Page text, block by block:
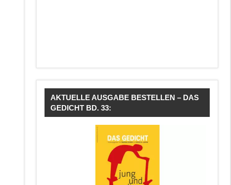
AKTUELLE AUSGABE BESTELLEN – DAS
GEDICHT BD. 33: